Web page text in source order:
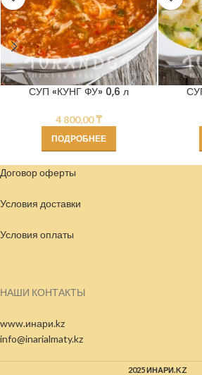
СУП «КУНГ ФУ» 0,6 л
4 800,00₸
ПОДРОБНЕЕ
Договор оферты
Условия доставки
Условия оплаты
НАШИ КОНТАКТЫ
www.инари.kz
info@inarialmaty.kz
2025 ИНАРИ.KZ